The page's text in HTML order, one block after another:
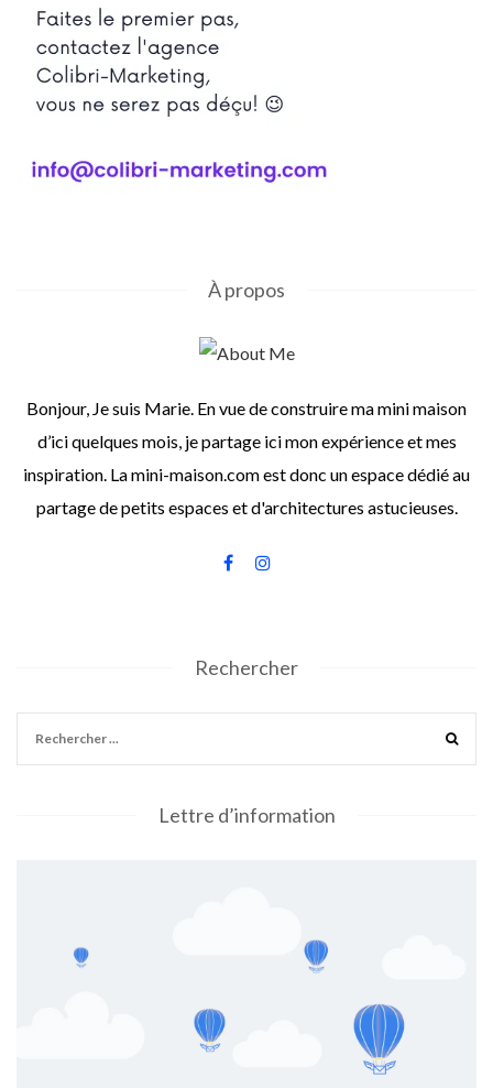
À propos
Bonjour, Je suis Marie. En vue de construire ma mini maison
d’ici quelques mois, je partage ici mon expérience et mes
inspiration. La mini-maison.com est donc un espace dédié au
partage de petits espaces et d'architectures astucieuses.
Rechercher
Lettre d’information